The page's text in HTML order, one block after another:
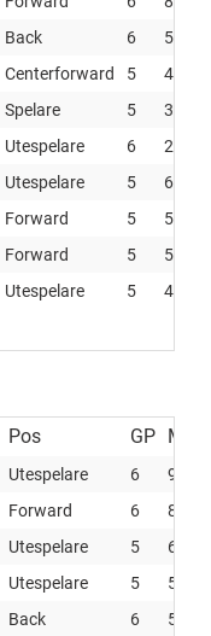
Back 6 5
Centerforward 5 4
Spelare 5 3
Utespelare 6 2
Utespelare 5 6
Forward 5 5
Forward 5 5
Utespelare 5 4
Pos GP Mål
Utespelare 6
9
Forward 6
8
Utespelare 5
6
Utespelare 5
5
Back 6
5